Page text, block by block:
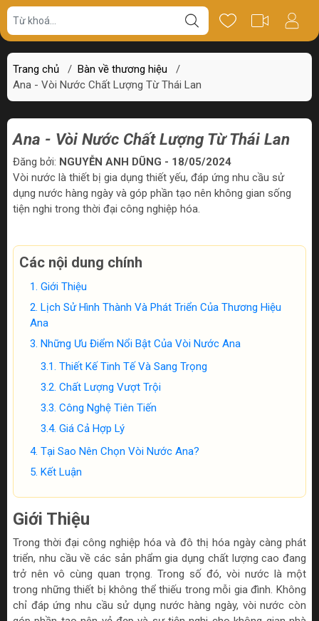
Trang chủ / Bàn về thương hiệu
/
Ana - Vòi Nước Chất Lượng Từ Thái Lan
Ana - Vòi Nước Chất Lượng Từ Thái Lan
Đăng bởi: NGUYỄN ANH DŨNG - 18/05/2024
Vòi nước là thiết bị gia dụng thiết yếu, đáp ứng nhu cầu sử
dụng nước hàng ngày và góp phần tạo nên không gian sống
tiện nghi trong thời đại công nghiệp hóa.
Các nội dung chính
Giới Thiệu
Lịch Sử Hình Thành Và Phát Triển Của Thương Hiệu
Ana
Những Ưu Điểm Nổi Bật Của Vòi Nước Ana
Thiết Kế Tinh Tế Và Sang Trọng
Chất Lượng Vượt Trội
Công Nghệ Tiên Tiến
Giá Cả Hợp Lý
Tại Sao Nên Chọn Vòi Nước Ana?
Kết Luận
Giới Thiệu
Trong thời đại công nghiệp hóa và đô thị hóa ngày càng phát
triển, nhu cầu về các sản phẩm gia dụng chất lượng cao đang
trở nên vô cùng quan trọng. Trong số đó, vòi nước là một
trong những thiết bị không thể thiếu trong mỗi gia đình. Không
chỉ đáp ứng nhu cầu sử dụng nước hàng ngày, vòi nước còn